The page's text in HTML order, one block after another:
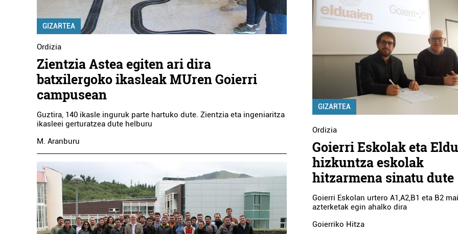
GIZARTEA
Ordizia
Zientzia Astea egiten ari dira
batxilergoko ikasleak MUren Goierri
campusean
Guztira, 140 ikasle inguruk parte hartuko dute. Zientzia eta ingeniaritza
ikasleei gerturatzea dute helburu
M. Aranburu
GIZARTEA
Ordizia
Goierri Eskolak eta
hizkuntza eskolak
hitzarmena sinatu dute
Goierri Eskolan urtero A1,A2,B1 eta B2
azterketak egin ahalko dira
Goierriko Hitza